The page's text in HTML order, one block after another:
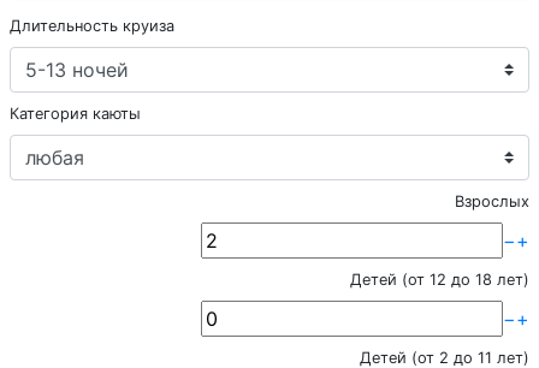
Длительность круиза
Категория каюты
Взрослых
−+
Детей (от 12 до 18 лет)
−+
Детей (от 2 до 11 лет)